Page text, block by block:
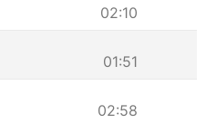
02:10
01:51
02:58